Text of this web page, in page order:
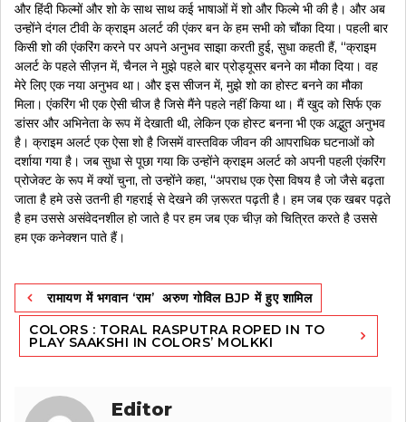
और हिंदी फिल्मों और शो के साथ साथ कई भाषाओं में शो और फिल्मे भी की है। और अब
उन्होंने दंगल टीवी के क्राइम अलर्ट की एंकर बन के हम सभी को चौंका दिया। पहली बार
किसी शो की एंकरिंग करने पर अपने अनुभव साझा करती हुई, सुधा कहती हैं, “क्राइम
अलर्ट के पहले सीज़न में, चैनल ने मुझे पहले बार प्रोड्यूसर बनने का मौका दिया। वह
मेरे लिए एक नया अनुभव था। और इस सीजन में, मुझे शो का होस्ट बनने का मौका
मिला। एंकरिंग भी एक ऐसी चीज है जिसे मैंने पहले नहीं किया था। मैं खुद को सिर्फ एक
डांसर और अभिनेता के रूप में देखाती थी, लेकिन एक होस्ट बनना भी एक अद्भुत अनुभव
है। क्राइम अलर्ट एक ऐसा शो है जिसमें वास्तविक जीवन की आपराधिक घटनाओं को
दर्शाया गया है। जब सुधा से पूछा गया कि उन्होंने क्राइम अलर्ट को अपनी पहली एंकरिंग
प्रोजेक्ट के रूप में क्यों चुना, तो उन्होंने कहा, “अपराध एक ऐसा विषय है जो जैसे बढ़ता
जाता है हमे उसे उतनी ही गहराई से देखने की ज़रूरत पढ़ती है। हम जब एक खबर पढ़ते
है हम उससे असंवेदनशील हो जाते है पर हम जब एक चीज़ को चित्रित करते है उससे
हम एक कनेक्शन पाते हैं।
Post
navigation
रामायण में भगवान ‘राम’ अरुण गोविल BJP में हुए शामिल
COLORS : TORAL RASPUTRA ROPED IN TO
PLAY SAAKSHI IN COLORS’ MOLKKI
Editor